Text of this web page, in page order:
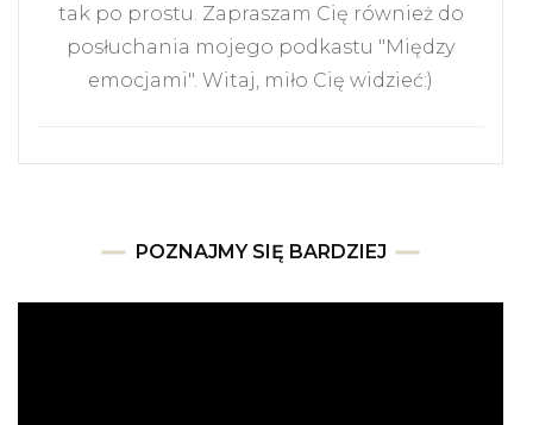
tak po prostu. Zapraszam Cię również do
posłuchania mojego podkastu "Między
emocjami". Witaj, miło Cię widzieć:)
POZNAJMY SIĘ BARDZIEJ